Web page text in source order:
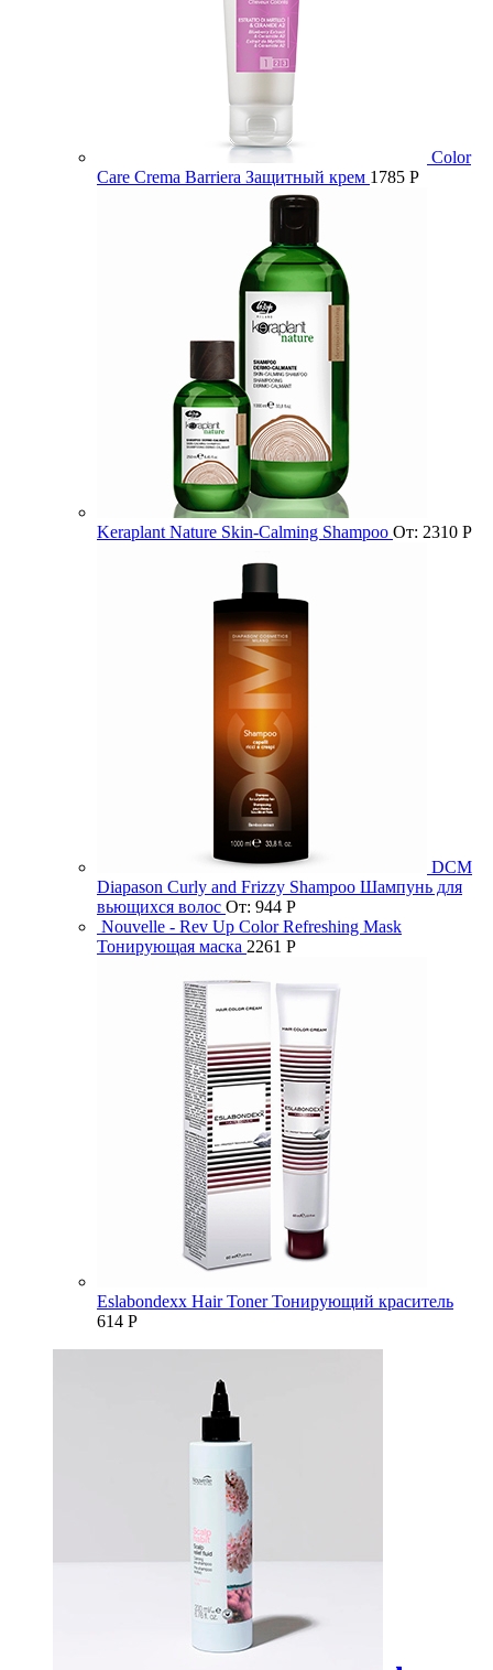
Color
Care Crema Barriera Защитный крем 1785 Р
Keraplant Nature Skin-Calming Shampoo От: 2310 Р
DCM
Diapason Curly and Frizzy Shampoo Шампунь для
вьющихся волос От: 944 Р
Nouvelle - Rev Up Color Refreshing Mask
Тонирующая маска 2261 Р
Eslabondexx Hair Toner Тонирующий краситель
614 Р